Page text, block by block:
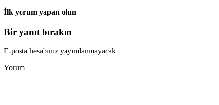
İlk yorum yapan olun
Bir yanıt bırakın
E-posta hesabınız yayımlanmayacak.
Yorum